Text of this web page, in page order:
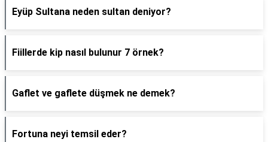
Eyüp Sultana neden sultan deniyor?
Fiillerde kip nasıl bulunur 7 örnek?
Gaflet ve gaflete düşmek ne demek?
Fortuna neyi temsil eder?